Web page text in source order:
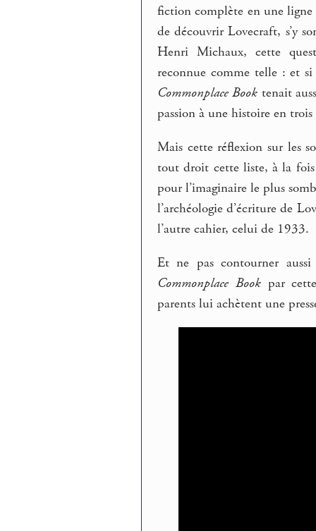
fiction complète en une ligne
de découvrir Lovecraft, s’y
Henri Michaux, cette
reconnue comme telle : et
Commonplace Book tenait
passion à une histoire en
Mais cette réflexion sur les
tout droit cette liste, à la fois
pour l’imaginaire le plus
l’archéologie d’écriture de
l’autre cahier, celui de 1933.
Et ne pas contourner
Commonplace Bookpar cette
parents lui achètent une